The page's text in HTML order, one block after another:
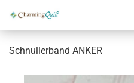
Schnullerband ANKER